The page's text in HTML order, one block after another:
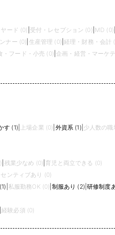
ード (0) 受付・レセプション (0) MD (0)
ナー (0) 生産管理 (0) |経理・財務・会計
・フード・小売 (0) 企画・経営・マーケ
す (1) 上場企業 (0) 外資系 (1) 少人数の職
残業少なめ (0) 育児と両立できる (0)
センティブあり (0)
私服勤務OK (0) 制服あり (2) 研修制度
|経験必須 (0)